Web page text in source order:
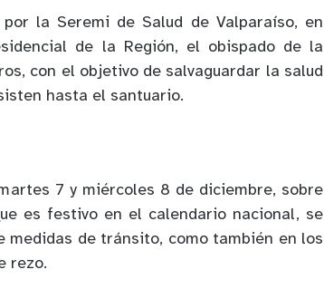
la Seremi de Salud de Valparaíso, en
de la Región, el obispado de la
con el objetivo de salvaguardar la salud
hasta el santuario.
7 y miércoles 8 de diciembre, sobre
es festivo en el calendario nacional, se
medidas de tránsito, como también en los
rezo.